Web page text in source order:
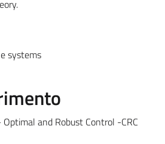
systems
Optimal and Robust Control -CRC